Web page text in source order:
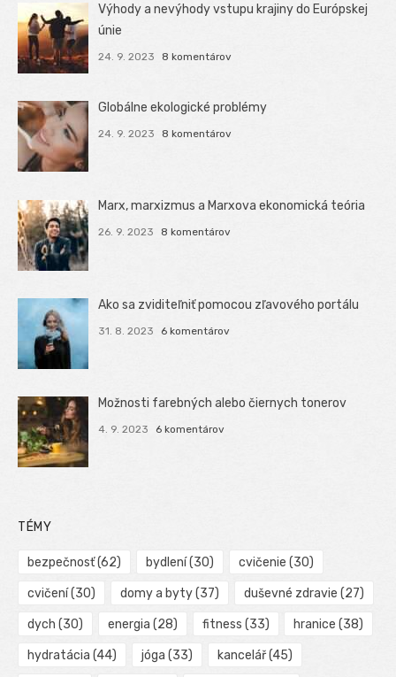
Výhody a nevýhody vstupu krajiny do Európskej
únie
24. 9. 2023 8 komentárov
Globálne ekologické problémy
24. 9. 2023 8 komentárov
Marx, marxizmus a Marxova ekonomická teória
26. 9. 2023 8 komentárov
Ako sa zviditeľniť pomocou zľavového portálu
31. 8. 2023 6 komentárov
Možnosti farebných alebo čiernych tonerov
4. 9. 2023 6 komentárov
TÉMY
bezpečnosť(62) bydlení(30) cvičenie (30)
cvičení(30) domy a byty(37) duševné zdravie (27)
dych (30) energia (28) fitness (33) hranice (38)
hydratácia (44) jóga (33) kancelář(45)